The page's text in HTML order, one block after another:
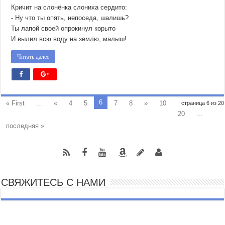
Кричит на слонёнка слониха сердито:
- Ну что ты опять, непоседа, шалишь?
Ты лапой своей опрокинул корыто
И вылил всю воду на землю, малыш!
Читать далее
страница 6 из 20
« First « 4 5 6 7 8 »
10
20
последняя »
СВЯЖИТЕСЬ С НАМИ